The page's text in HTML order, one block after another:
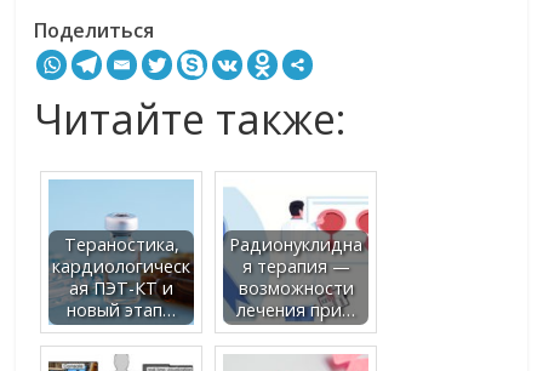
Поделиться
Читайте также:
Тераностика,
кардиологическ
ая ПЭТ-КТ и
новый этап…
Радионуклидна
я терапия —
возможности
лечения при…